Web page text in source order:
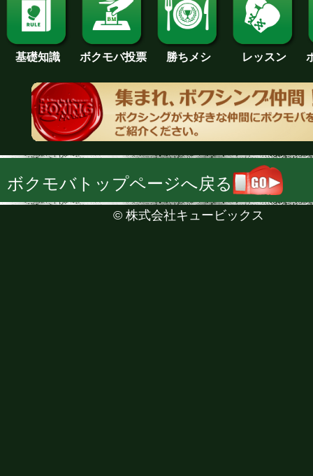
基礎知識 ボクモバ投票 勝ちメシ レッスン
ボクモバトップページへ戻る
© 株式会社キュービックス